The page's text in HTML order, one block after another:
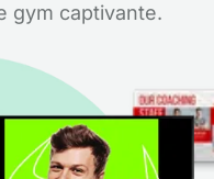
gym captivante.